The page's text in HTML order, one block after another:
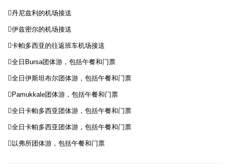
丹尼兹利的机场接送
伊兹密尔的机场接送
卡帕多西亚的往返班车机场接送
全日Bursa团体游，包括午餐和门票
全日伊斯坦布尔团体游，包括午餐和门票
Pamukkale团体游，包括午餐和门票
全日卡帕多西亚团体游，包括午餐和门票
全日卡帕多西亚团体游，包括午餐和门票
以弗所团体游，包括午餐和门票